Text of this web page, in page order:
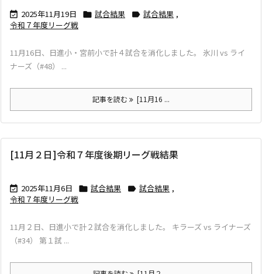
 2025年11月19日  試合結果  試合結果 ,
令和７年度リーグ戦
11月16日、日進小・宮前小で計４試合を消化しました。 氷川 vs ライ
ナーズ（#48） ...
記事を読む [11月16 ...
[11月２日]令和７年度後期リーグ戦結果
 2025年11月6日  試合結果  試合結果 ,
令和７年度リーグ戦
11月２日、日進小で計２試合を消化しました。 キラーズ vs ライナーズ
（#34） 第１試 ...